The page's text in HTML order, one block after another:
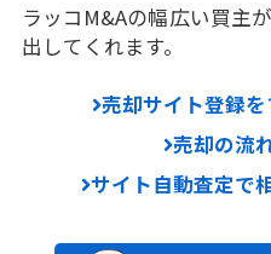
ラッコM&Aの幅広い買主
出してくれます。
売却サイト登録を
売却の流
サイト自動査定で